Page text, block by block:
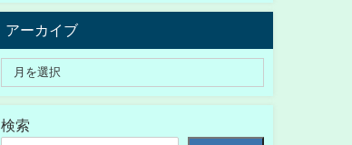
アーカイブ
検索